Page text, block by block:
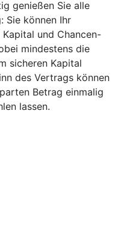
genießen Sie alle
Sie können Ihr
und Chancen-
mindestens die
sicheren Kapital
des Vertrags können
Betrag einmalig
lassen.